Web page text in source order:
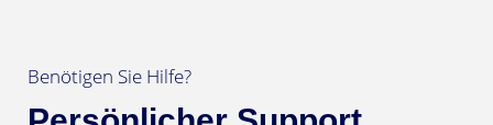
Benötigen Sie Hilfe?